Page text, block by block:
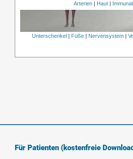
Arterien
Haut
Unterschenkel Füße| Nervensystem|
Für Patienten (kostenfreie